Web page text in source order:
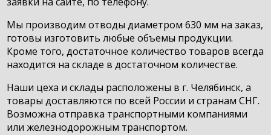
Мы производим отводы диаметром 630 мм на заказ,
готовы изготовить любые объемы продукции.
Кроме того, достаточное количество товаров всегда
находится на складе в достаточном количестве.
Наши цеха и склады расположены в г. Челябинск, а
товары доставляются по всей России и странам СНГ.
Возможна отправка транспортными компаниями
или железнодорожным транспортом.